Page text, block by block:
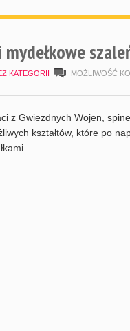
KATEGORII MOŻLIWOŚĆ
z Gwiezdnych Wojen,
kształtów, które po